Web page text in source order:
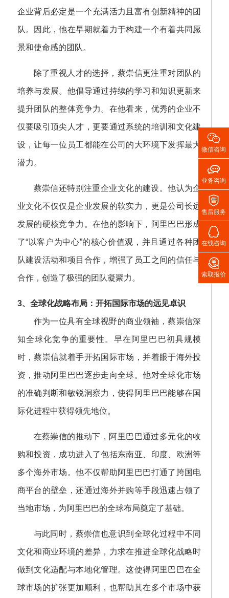
企业背后必定是一个充满活力且富有创新精神的团
队。因此，他在早期就着力于构建一个有着共同愿
景和使命感的团队。
除了重视人才的选择，蔡崇信更注重对团队的
培养与发展。他倡导通过持续的学习和知识更新来
提升团队的整体竞争力。在他看来，优秀的企业不
仅要吸引顶尖人才，更要通过系统的培训和文化建
设，让每一位员工都能在公司的大环境下发挥最大
潜力。
蔡崇信还特别注重企业文化的建设。他认为企
业文化不仅仅是企业发展的软实力，更是公司长远
发展的硬核竞争力。在他的影响下，阿里巴巴形成
了“以客户为中心”的核心价值观，并且通过各种团
队建设活动和项目合作，增强了员工之间的信任与
合作，创造了极强的团队凝聚力。
3、全球化战略布局：开拓国际市场的远见卓识
作为一位具有全球视野的商业领袖，蔡崇信深
知全球化竞争的重要性。早在阿里巴巴初具规模
时，蔡崇信就着手开拓国际市场，并着眼于海外投
资，推动阿里巴巴逐步走向全球。他对全球化市场
的准确判断和敏锐洞察力，使得阿里巴巴能够在国
际化进程中获得领先地位。
在蔡崇信的推动下，阿里巴巴通过多元化的收
购和投资，成功进入了包括东南亚、印度、欧洲等
多个海外市场。他不仅帮助阿里巴巴打通了跨国电
商平台的壁垒，还通过海外并购等手段迅速占领了
当地市场，为阿里巴巴的全球布局奠定了基础。
与此同时，蔡崇信也意识到全球化过程中不同
文化和商业环境的差异，力求在推进全球化战略时
做到文化适配与本地化管理。这使得阿里巴巴在全
球市场的扩张更加顺利，也帮助其在多个市场中获

微信咨询

业务咨询

售后服务

在线咨询

索取报价